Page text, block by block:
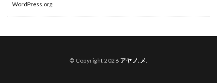
WordPress.org
© Copyright 2026 アヤノ.メ.